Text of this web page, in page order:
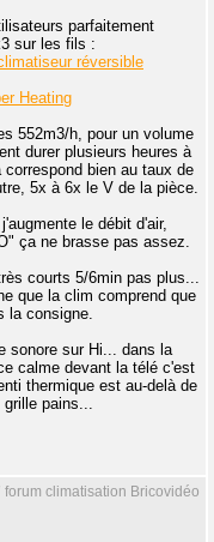
parfaitement
sur les fils :
réversible
Heating
552m3/h, pour un volume
durer plusieurs heures à
bien au taux de
5x à 6x le V de la pièce.
le débit d'air,
ça ne brasse pas assez.
courts 5/6min pas plus...
que la clim comprend que
la consigne.
sonore sur Hi... dans la
calme devant la télé c'est
thermique est au-delà de
pains...
forum climatisation Bricovidéo